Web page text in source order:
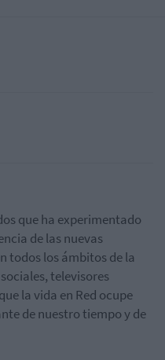
que ha experimentado
de las nuevas
todos los ámbitos de la
televisores
la vida en Red ocupe
de nuestro tiempo y de